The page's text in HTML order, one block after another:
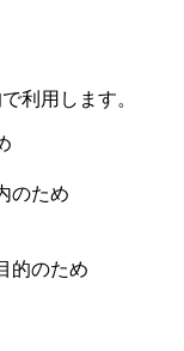
利用します。
のため
的のため